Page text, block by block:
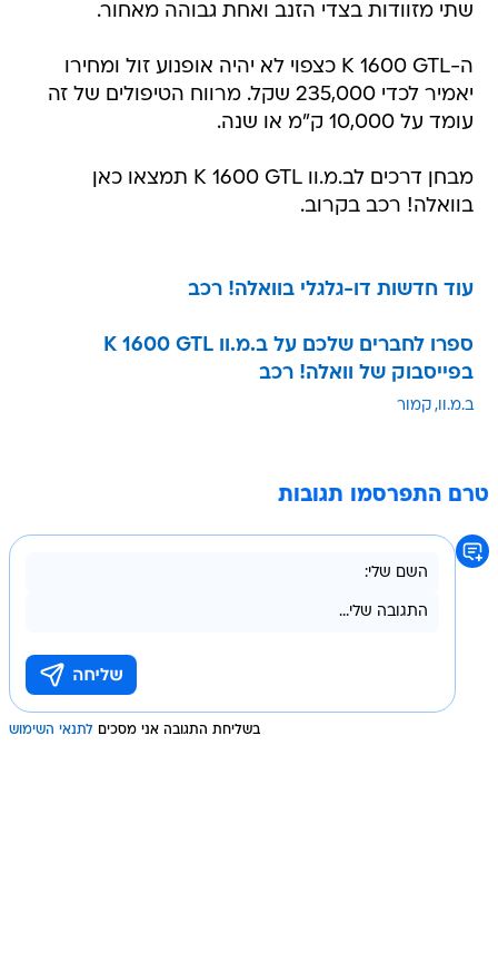
שתי מזוודות בצדי הזנב ואחת גבוהה מאחור.
ה-K 1600 GTL כצפוי לא יהיה אופנוע זול ומחירו
יאמיר לכדי 235,000 שקל. מרווח הטיפולים של זה
עומד על 10,000 ק"מ או שנה.
מבחן דרכים לב.מ.וו K 1600 GTL תמצאו כאן
בוואלה! רכב בקרוב.
עוד חדשות דו-גלגלי בוואלה! רכב
ספרו לחברים שלכם על ב.מ.וו K 1600 GTL
בפייסבוק של וואלה! רכב
ב.מ.וו קמור
טרם התפרסמו תגובות
בשליחת התגובה אני מסכים לתנאי השימוש